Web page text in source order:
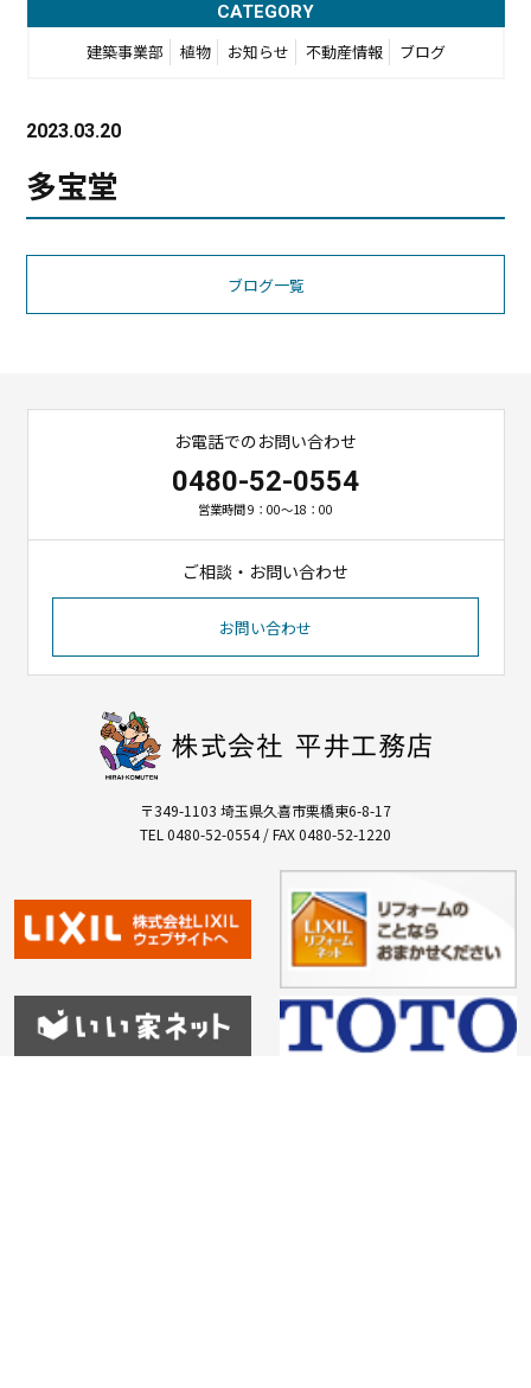
CATEGORY
建築事業部 植物 お知らせ 不動産情報 ブログ
2023.03.20
多宝堂
ブログ一覧
お電話でのお問い合わせ
0480-52-0554
営業時間 9：00～18：00
ご相談・お問い合わせ
お問い合わせ
〒349-1103 埼玉県久喜市栗橋東6-8-17
TEL 0480-52-0554 / FAX 0480-52-1220